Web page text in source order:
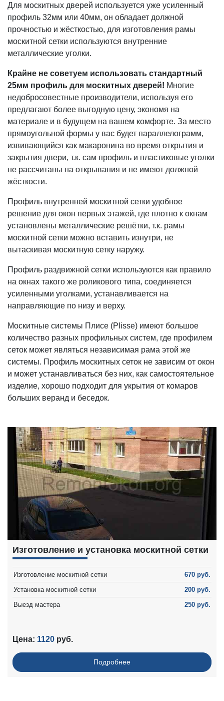
Для москитных дверей используется уже усиленный
профиль 32мм или 40мм, он обладает должной
прочностью и жёсткостью, для изготовления рамы
москитной сетки используются внутренние
металлические уголки.
Крайне не советуем использовать стандартный
25мм профиль для москитных дверей! Многие
недобросовестные производители, используя его
предлагают более выгодную цену, экономя на
материале и в будущем на вашем комфорте. За место
прямоугольной формы у вас будет параллелограмм,
извивающийся как макаронина во время открытия и
закрытия двери, т.к. сам профиль и пластиковые уголки
не рассчитаны на открывания и не имеют должной
жёсткости.
Профиль внутренней москитной сетки удобное
решение для окон первых этажей, где плотно к окнам
установлены металлические решётки, т.к. рамы
москитной сетки можно вставить изнутри, не
вытаскивая москитную сетку наружу.
Профиль раздвижной сетки используются как правило
на окнах такого же роликового типа, соединяется
усиленными уголками, устанавливается на
направляющие по низу и верху.
Москитные системы Плисе (Plisse) имеют большое
количество разных профильных систем, где профилем
сеток может являться независимая рама этой же
системы. Профиль москитных сеток не зависим от окон
и может устанавливаться без них, как самостоятельное
изделие, хорошо подходит для укрытия от комаров
больших веранд и беседок.
Изготовление и установка москитной сетки
Изготовление москитной сетки
670 руб.
Установка москитной сетки
200 руб.
Выезд мастера
250 руб.
Цена: 1120 руб.
Подробнее